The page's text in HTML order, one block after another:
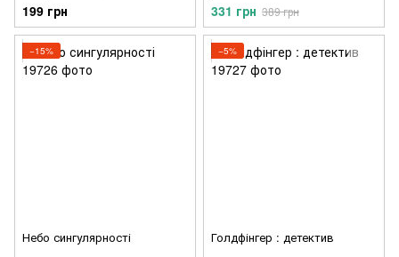
199 грн 331 грн 389 грн
−15%
Небо сингулярності
−5%
Голдфінгер : детектив